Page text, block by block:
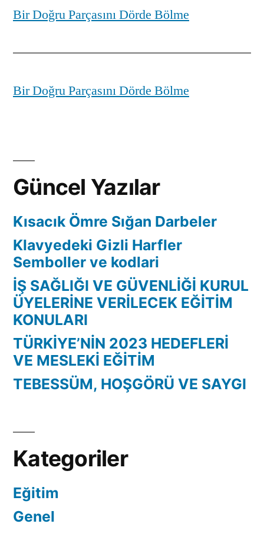
Bir Doğru Parçasını Dörde Bölme
Bir Doğru Parçasını Dörde Bölme
Güncel Yazılar
Kısacık Ömre Sığan Darbeler
Klavyedeki Gizli Harfler
Semboller ve kodlari
İŞ SAĞLIĞI VE GÜVENLİĞİ KURUL
ÜYELERİNE VERİLECEK EĞİTİM
KONULARI
TÜRKİYE’NİN 2023 HEDEFLERİ
VE MESLEKİ EĞİTİM
TEBESSÜM, HOŞGÖRÜ VE SAYGI
Kategoriler
Eğitim
Genel